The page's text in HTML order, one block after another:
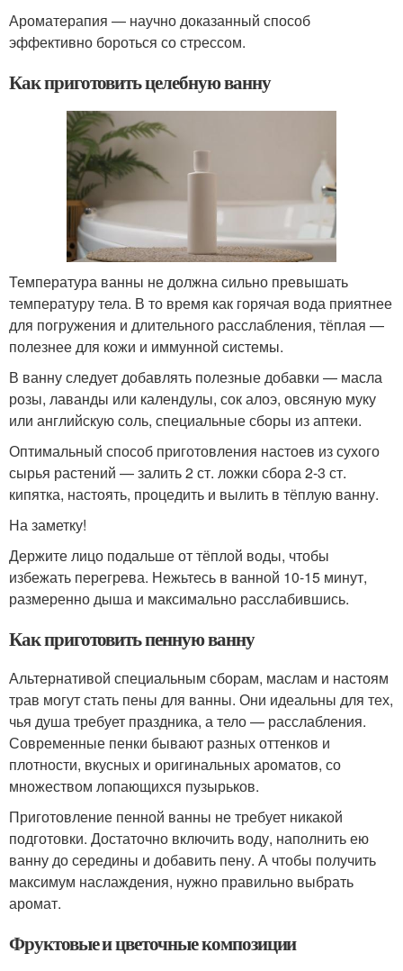
Ароматерапия — научно доказанный способ
эффективно бороться со стрессом.
Как приготовить целебную ванну
Температура ванны не должна сильно превышать
температуру тела. В то время как горячая вода приятнее
для погружения и длительного расслабления, тёплая —
полезнее для кожи и иммунной системы.
В ванну следует добавлять полезные добавки — масла
розы, лаванды или календулы, сок алоэ, овсяную муку
или английскую соль, специальные сборы из аптеки.
Оптимальный способ приготовления настоев из сухого
сырья растений — залить 2 ст. ложки сбора 2-3 ст.
кипятка, настоять, процедить и вылить в тёплую ванну.
На заметку!
Держите лицо подальше от тёплой воды, чтобы
избежать перегрева. Нежьтесь в ванной 10-15 минут,
размеренно дыша и максимально расслабившись.
Как приготовить пенную ванну
Альтернативой специальным сборам, маслам и настоям
трав могут стать пены для ванны. Они идеальны для тех,
чья душа требует праздника, а тело — расслабления.
Современные пенки бывают разных оттенков и
плотности, вкусных и оригинальных ароматов, со
множеством лопающихся пузырьков.
Приготовление пенной ванны не требует никакой
подготовки. Достаточно включить воду, наполнить ею
ванну до середины и добавить пену. А чтобы получить
максимум наслаждения, нужно правильно выбрать
аромат.
Фруктовые и цветочные композиции